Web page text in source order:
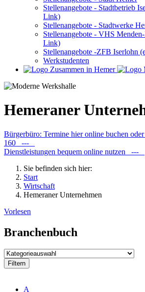
Stellenangebote - Stadtbetrieb
Link)
Stellenangebote - Stadtwerke
Stellenangebote - VHS
Link)
Stellenangebote -ZFB Iserlohn
Werkstudenten
Hemeraner
Bürgerbüro: Termine hier online buchen
160 ---
Dienstleistungen bequem online nutzen ---
Sie befinden sich hier:
Start
Wirtschaft
Hemeraner Unternehmen
Vorlesen
Branchenbuch
A